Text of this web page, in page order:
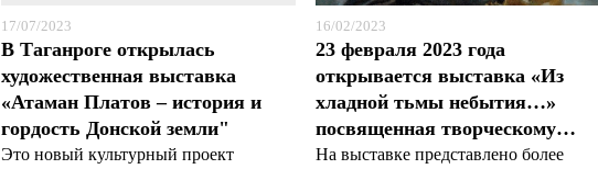
17/07/2023
В Таганроге открылась
художественная выставка
«Атаман Платов – история и
гордость Донской земли"
Это новый культурный проект
16/02/2023
23 февраля 2023 года
открывается выставка «Из
хладной тьмы небытия…»
посвященная творческому…
На выставке представлено более
Я согласен с политикой конфиденциальности и защиты
Я согласен с политикой конфиденциальности и защиты